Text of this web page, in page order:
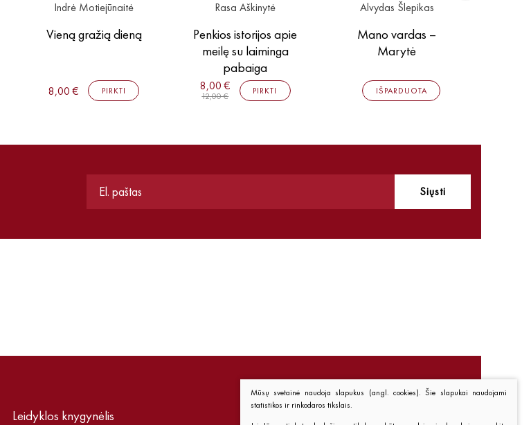
Indrė Motiejūnaitė
Vieną gražią dieną
8,00 € PIRKTI
Rasa Aškinytė
Penkios istorijos apie
meilę su laiminga
pabaiga
8,00 €
12,00 €
PIRKTI
Alvydas Šlepikas
Mano vardas –
Marytė
IŠPARDUOTA
Siųsti
Leidyklos knygynėlis
Mūsų svetainė naudoja slapukus (angl. cookies). Šie slapukai naudojami
statistikos ir rinkodaros tikslais.